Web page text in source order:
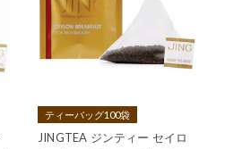
ティーバッグ100袋
JINGTEA ジンティー セイロ